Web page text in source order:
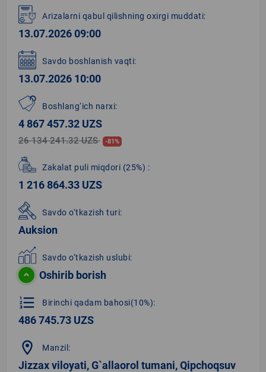
1
of
5
Arizalarni qabul qilishning oxirgi muddati:
13.07.2026 09:00
Savdo boshlanish vaqti:
13.07.2026 10:00
Boshlang‘ich narxi:
4 867 457.32 UZS
26 134 241.32 UZS -81%
Zakalat puli miqdori (25%) :
1 216 864.33 UZS
Savdo o‘tkazish turi:
Auksion
Savdo o‘tkazish uslubi:
Oshirib borish
format_list_numbered Birinchi qadam bahosi(10%):
486 745.73 UZS
location_on Manzil:
Jizzax viloyati, G`allaorol tumani, Qipchoqsuv